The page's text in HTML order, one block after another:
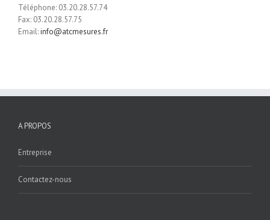
Téléphone: 03.20.28.57.74
Fax: 03.20.28.57.75
Email:info@atcmesures.fr
A PROPOS
Entreprise
Contactez-nous